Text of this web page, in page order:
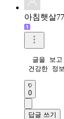
아침햇살77
글을 보고
건강한 정
0
답글 쓰기